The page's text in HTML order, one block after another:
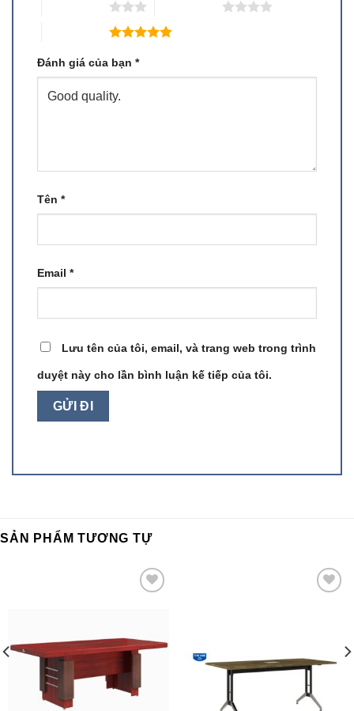
Đánh giá của bạn *
Tên *
Email *
Lưu tên của tôi, email, và trang web trong trình
duyệt này cho lần bình luận kế tiếp của tôi.
SẢN PHẨM TƯƠNG TỰ
wishlist